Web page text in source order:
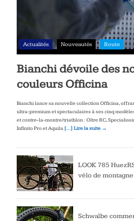
Actualités Nouveautés Route
Bianchi dévoile des
couleurs Officina
Bianchi lance sa nouvelle collection Officina,
ultra‑premium et spectaculaires à ses cinq
et contre‑la‑montre/triathlon : Oltre RC,
Infinito Pro et Aquila […] Lire la suite →
LOOK 785
vélo de
Schwalbe